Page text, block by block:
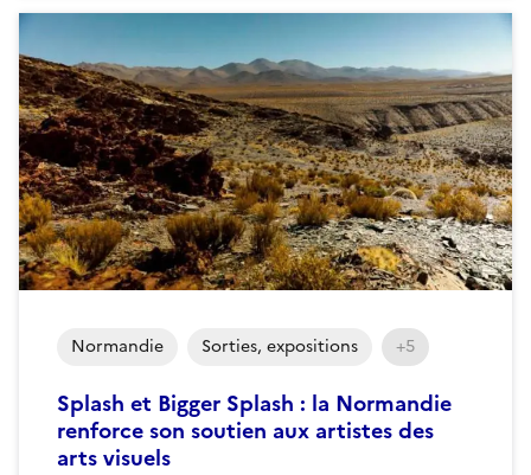
Splash et Bigger Splash : la Normandie
renforce son soutien aux artistes des
arts visuels
Normandie Sorties, expositions +5